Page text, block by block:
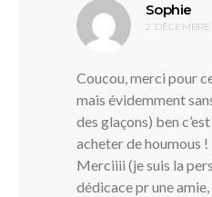
Sophie
2
Coucou, merci pour
mais évidemment
des glaçons) ben
acheter de houmous !
Merciiii (je suis la
dédicace pr une